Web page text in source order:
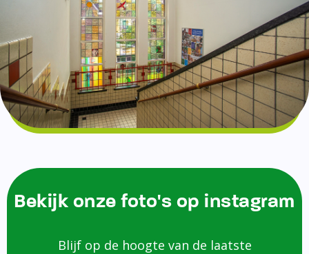
Bekijk onze foto's op instagram
Blijf op de hoogte van de laatste